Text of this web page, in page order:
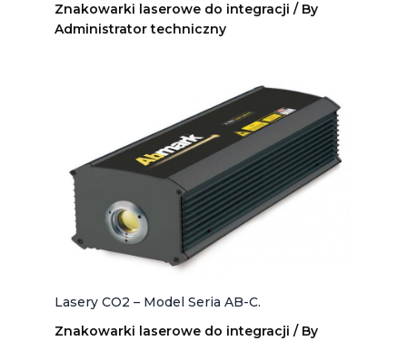
Znakowarki laserowe do integracji / By
Administrator techniczny
Lasery CO2 – Model Seria AB-C.
Znakowarki laserowe do integracji / By